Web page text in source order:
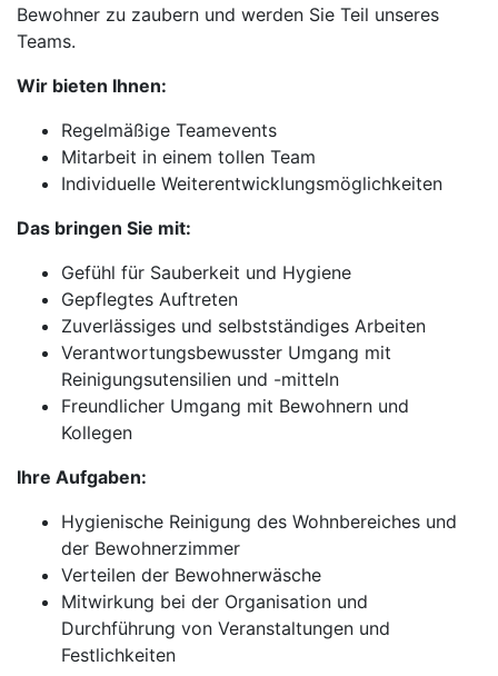
Bewohner zu zaubern und werden Sie Teil unseres
Teams.
Wir bieten Ihnen:
Regelmäßige Teamevents
Mitarbeit in einem tollen Team
Individuelle Weiterentwicklungsmöglichkeiten
Das bringen Sie mit:
Gefühl für Sauberkeit und Hygiene
Gepflegtes Auftreten
Zuverlässiges und selbstständiges Arbeiten
Verantwortungsbewusster Umgang mit
Reinigungsutensilien und -mitteln
Freundlicher Umgang mit Bewohnern und
Kollegen
Ihre Aufgaben:
Hygienische Reinigung des Wohnbereiches und
der Bewohnerzimmer
Verteilen der Bewohnerwäsche
Mitwirkung bei der Organisation und
Durchführung von Veranstaltungen und
Festlichkeiten